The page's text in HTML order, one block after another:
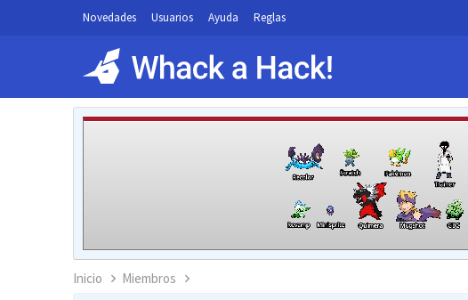
Novedades Usuarios Ayuda Reglas
Inicio Miembros